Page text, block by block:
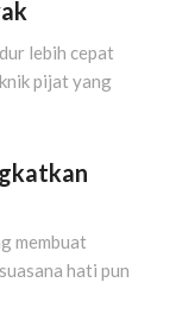
lebih cepat
pijat yang
membuat
hati pun